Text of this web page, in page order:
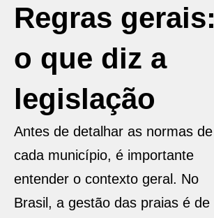
Regras gerais:
o que diz a
legislação
Antes de detalhar as normas de
cada município, é importante
entender o contexto geral. No
Brasil, a gestão das praias é de